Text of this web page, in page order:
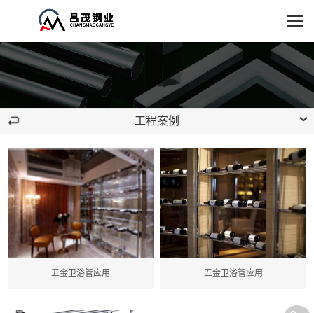
工程案例
五金卫浴管应用 五金卫浴管应用